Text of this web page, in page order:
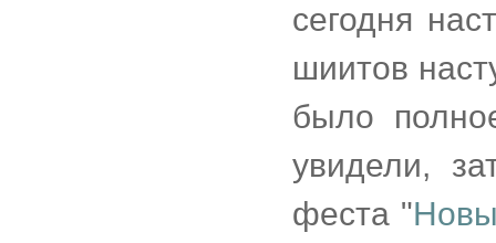
сегодня
шиитов
было
увидели,
феста "